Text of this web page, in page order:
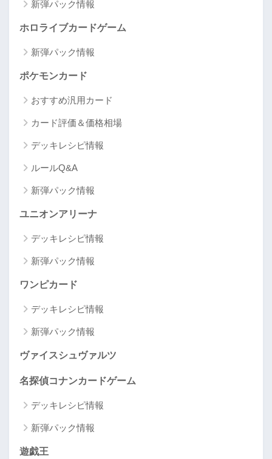
新弾パック情報
ホロライブカードゲーム
新弾パック情報
ポケモンカード
おすすめ汎用カード
カード評価＆価格相場
デッキレシピ情報
ルールQ&A
新弾パック情報
ユニオンアリーナ
デッキレシピ情報
新弾パック情報
ワンピカード
デッキレシピ情報
新弾パック情報
ヴァイスシュヴァルツ
名探偵コナンカードゲーム
デッキレシピ情報
新弾パック情報
遊戯王